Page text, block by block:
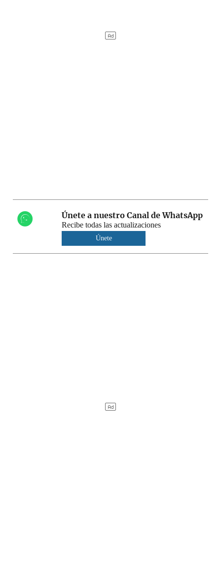
Únete a nuestro Canal de WhatsApp
Recibe todas las actualizaciones
Únete